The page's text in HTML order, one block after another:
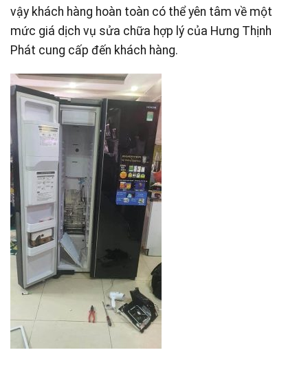
vậy khách hàng hoàn toàn có thể yên tâm về một
mức giá dịch vụ sửa chữa hợp lý của Hưng Thịnh
Phát cung cấp đến khách hàng.